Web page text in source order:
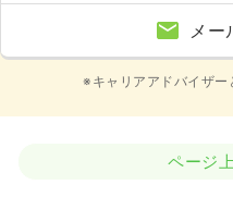
メー
※キャリアアドバイザー
ページ